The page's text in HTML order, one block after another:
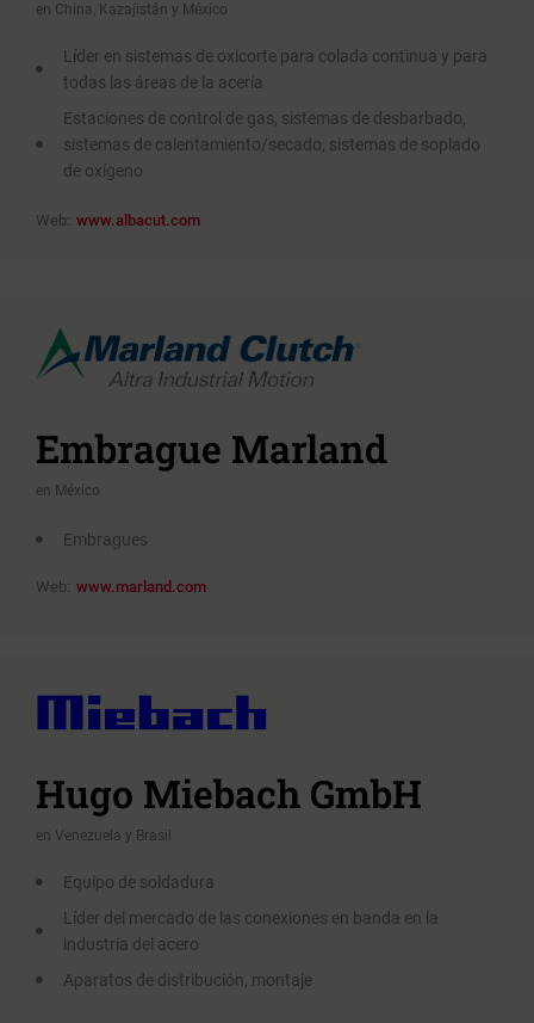
en China, Kazajistán y México
Líder en sistemas de oxicorte para colada continua y para
todas las áreas de la acería
Estaciones de control de gas, sistemas de desbarbado,
sistemas de calentamiento/secado, sistemas de soplado
de oxígeno
Web: www.albacut.com
Embrague Marland
en México
Embragues
Web: www.marland.com
Hugo Miebach GmbH
en Venezuela y Brasil
Equipo de soldadura
Líder del mercado de las conexiones en banda en la
industria del acero
Aparatos de distribución, montaje